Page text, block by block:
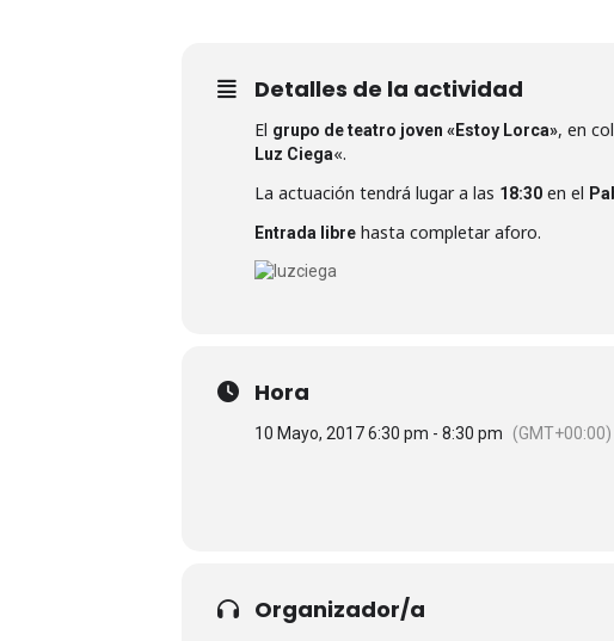
Detalles de la actividad
El grupo de teatro joven «Estoy Lorca», en
Luz Ciega«.
La actuación tendrá lugar a las 18:30 en el
Entrada libre hasta completar aforo.
Hora
10 Mayo, 2017 6:30 pm - 8:30 pm (GMT+00:00)
Organizador/a